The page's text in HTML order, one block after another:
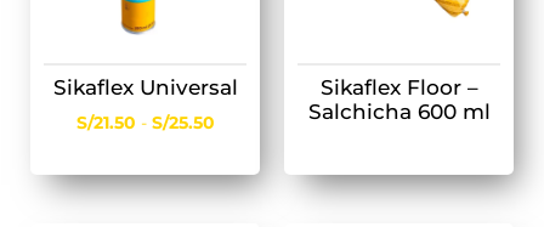
Sikaflex Universal
S/21.50 - S/25.50
Sikaflex Floor –
Salchicha 600 ml